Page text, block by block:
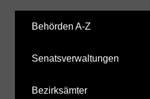
Behörden A-Z
Senatsverwaltungen
Bezirksämter